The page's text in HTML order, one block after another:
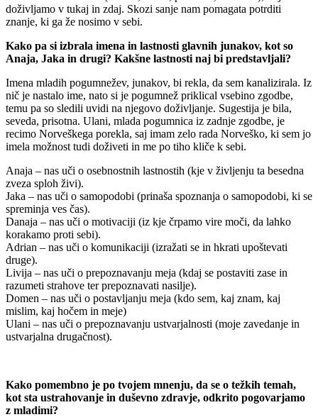
doživljamo v tukaj in zdaj. Skozi sanje nam pomagata potrditi
znanje, ki ga že nosimo v sebi.
Kako pa si izbrala imena in lastnosti glavnih junakov, kot so
Anaja, Jaka in drugi? Kakšne lastnosti naj bi predstavljali?
Imena mladih pogumnežev, junakov, bi rekla, da sem kanalizirala. Iz
nič je nastalo ime, nato si je pogumnež priklical vsebino zgodbe,
temu pa so sledili uvidi na njegovo doživljanje. Sugestija je bila,
seveda, prisotna. Ulani, mlada pogumnica iz zadnje zgodbe, je
recimo Norveškega porekla, saj imam zelo rada Norveško, ki sem jo
imela možnost tudi doživeti in me po tiho kliče k sebi.
Anaja – nas uči o osebnostnih lastnostih (kje v življenju ta besedna
zveza sploh živi).
Jaka – nas uči o samopodobi (prinaša spoznanja o samopodobi, ki se
spreminja ves čas).
Danaja – nas uči o motivaciji (iz kje črpamo vire moči, da lahko
korakamo proti sebi).
Adrian – nas uči o komunikaciji (izražati se in hkrati upoštevati
druge).
Livija – nas uči o prepoznavanju meja (kdaj se postaviti zase in
razumeti strahove ter prepoznavati nasilje).
Domen – nas uči o postavljanju meja (kdo sem, kaj znam, kaj
mislim, kaj hočem in meje)
Ulani – nas uči o prepoznavanju ustvarjalnosti (moje zavedanje in
ustvarjalna drugačnost).
Kako pomembno je po tvojem mnenju, da se o težkih temah,
kot sta ustrahovanje in duševno zdravje, odkrito pogovarjamo
z mladimi?